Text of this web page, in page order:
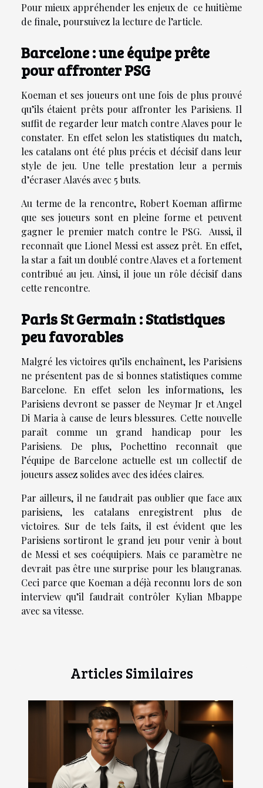
Pour mieux appréhender les enjeux de ce huitième
de finale, poursuivez la lecture de l’article.
Barcelone : une équipe prête
pour affronter PSG
Koeman et ses joueurs ont une fois de plus prouvé
qu’ils étaient prêts pour affronter les Parisiens. Il
suffit de regarder leur match contre Alaves pour le
constater. En effet selon les statistiques du match,
les catalans ont été plus précis et décisif dans leur
style de jeu. Une telle prestation leur a permis
d’écraser Alavés avec 5 buts.
Au terme de la rencontre, Robert Koeman affirme
que ses joueurs sont en pleine forme et peuvent
gagner le premier match contre le PSG. Aussi, il
reconnaît que Lionel Messi est assez prêt. En effet,
la star a fait un doublé contre Alaves et a fortement
contribué au jeu. Ainsi, il joue un rôle décisif dans
cette rencontre.
Paris St Germain : Statistiques
peu favorables
Malgré les victoires qu’ils enchaînent, les Parisiens
ne présentent pas de si bonnes statistiques comme
Barcelone. En effet selon les informations, les
Parisiens devront se passer de Neymar Jr et Angel
Di Maria à cause de leurs blessures. Cette nouvelle
paraît comme un grand handicap pour les
Parisiens. De plus, Pochettino reconnaît que
l’équipe de Barcelone actuelle est un collectif de
joueurs assez solides avec des idées claires.
Par ailleurs, il ne faudrait pas oublier que face aux
parisiens, les catalans enregistrent plus de
victoires. Sur de tels faits, il est évident que les
Parisiens sortiront le grand jeu pour venir à bout
de Messi et ses coéquipiers. Mais ce paramètre ne
devrait pas être une surprise pour les blaugranas.
Ceci parce que Koeman a déjà reconnu lors de son
interview qu’il faudrait contrôler Kylian Mbappe
avec sa vitesse.
Articles Similaires